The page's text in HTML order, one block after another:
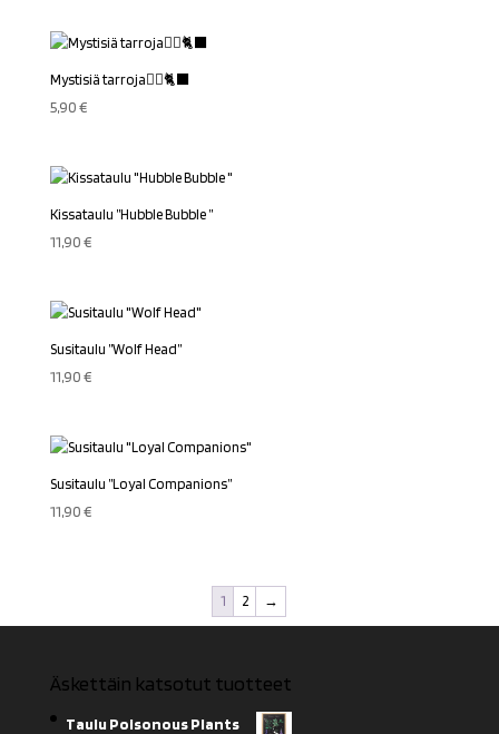
Mystisiä tarroja🧙‍♀️🐈‍⬛
5,90€
Kissataulu ”Hubble Bubble ”
11,90€
Susitaulu ”Wolf Head”
11,90€
Susitaulu ”Loyal Companions”
11,90€
1 2 →
Äskettäin katsotut tuotteet
Taulu Poisonous Plants